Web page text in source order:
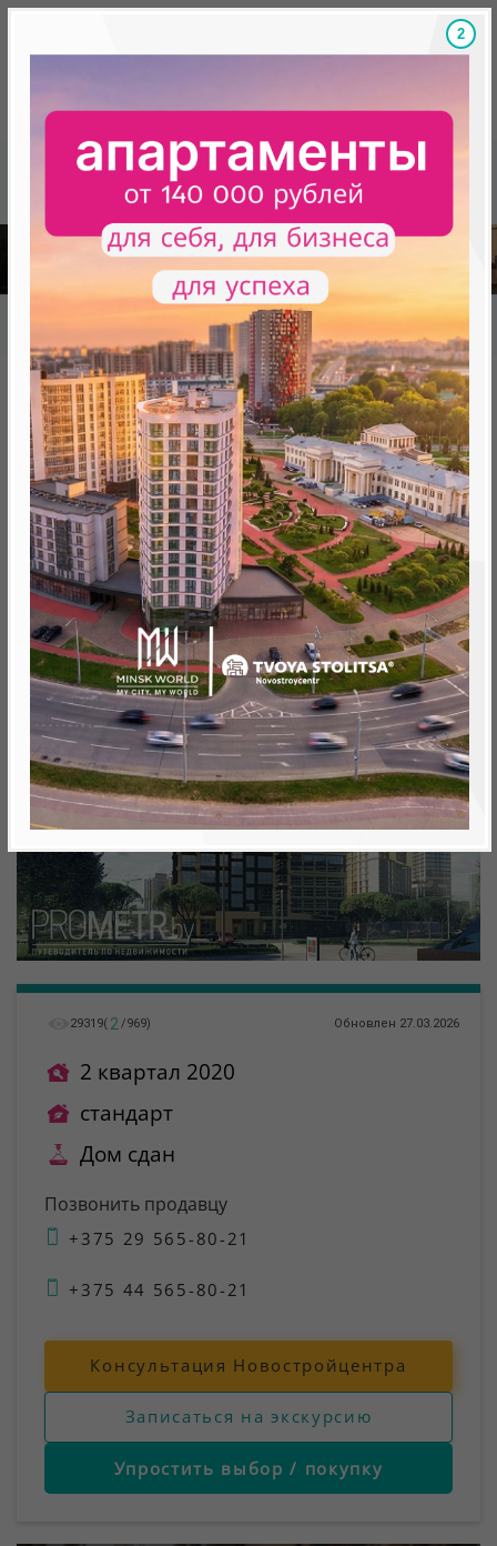
Скидки на новостройки, бонусы Готовые
База новостроек Минска «Минск Мир»
18.4 «Сидней Люкс», квартал «Чемпионов»
18.4 «Сидней Люкс», квартал
«Чемпионов»
нет в продаже
Минск, Октябрьский, просп. Мира
метро «Ковальская Слобода», 566 м
29319( 2 /969) Обновлен 27.03.2026
2 квартал 2020
стандарт
Дом сдан
Позвонить продавцу
+375 29 565-80-21
+375 44 565-80-21
Консультация Новостройцентра
Записаться на экскурсию
Упростить выбор / покупку
1